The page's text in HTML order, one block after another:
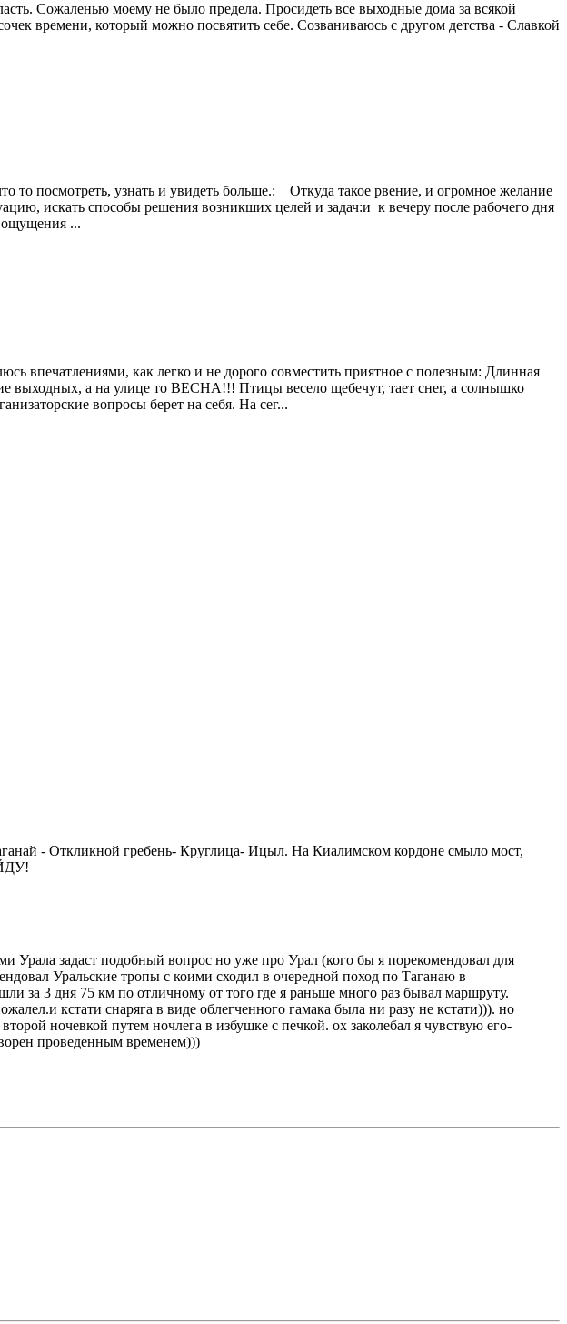
Сожаленью моему не было предела. Просидеть все выходные дома за всякой
времени, который можно посвятить себе. Созваниваюсь с другом детства - Славкой
то посмотреть, узнать и увидеть больше.: Откуда такое рвение, и огромное желание
искать способы решения возникших целей и задач:и к вечеру после рабочего дня
ощущения ...
впечатлениями, как легко и не дорого совместить приятное с полезным: Длинная
выходных, а на улице то ВЕСНА!!! Птицы весело щебечут, тает снег, а солнышко
вопросы берет на себя. На сег...
- Откликной гребень- Круглица- Ицыл. На Киалимском кордоне смыло мост,
Урала задаст подобный вопрос но уже про Урал (кого бы я порекомендовал для
Уральские тропы с коими сходил в очередной поход по Таганаю в
за 3 дня 75 км по отличному от того где я раньше много раз бывал маршруту.
кстати снаряга в виде облегченного гамака была ни разу не кстати))). но
ночевкой путем ночлега в избушке с печкой. ох заколебал я чувствую его-
проведенным временем)))